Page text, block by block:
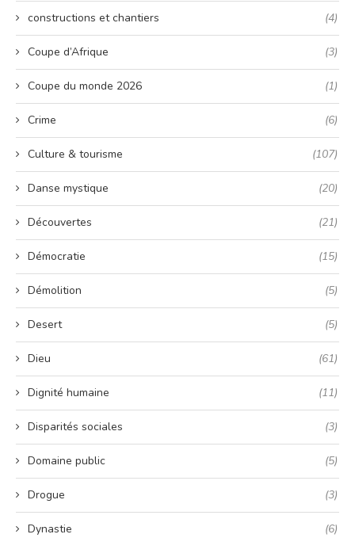
constructions et chantiers (4)
Coupe d’Afrique (3)
Coupe du monde 2026 (1)
Crime (6)
Culture & tourisme (107)
Danse mystique (20)
Découvertes (21)
Démocratie (15)
Démolition (5)
Desert (5)
Dieu (61)
Dignité humaine (11)
Disparités sociales (3)
Domaine public (5)
Drogue (3)
Dynastie (6)